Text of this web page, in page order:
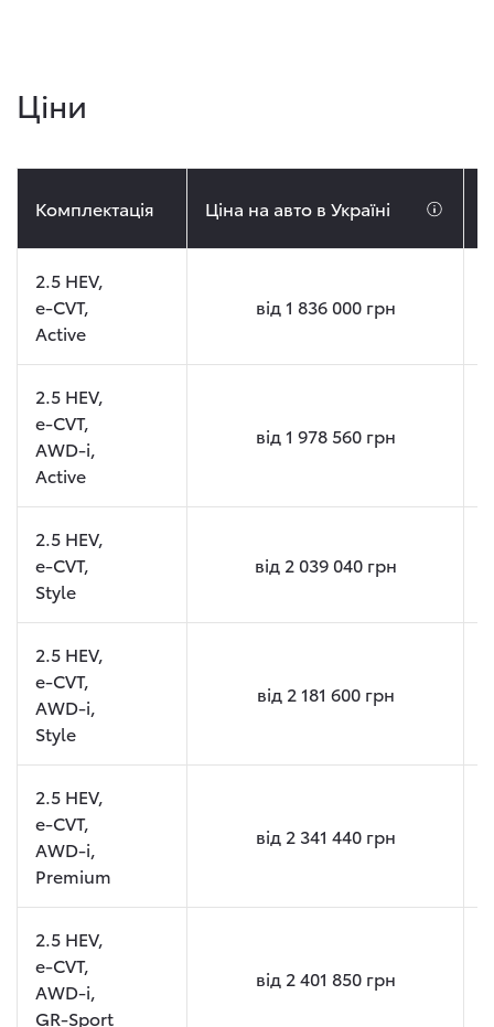
Ціни
Комплектація Ціна на авто в Україні
2.5 HEV,
e-CVT,
Active
від 1 836 000грн
2.5 HEV,
e-CVT,
AWD-i,
Active
від 1 978 560грн
2.5 HEV,
e-CVT,
Style
від 2 039 040грн
2.5 HEV,
e-CVT,
AWD-i,
Style
від 2 181 600грн
2.5 HEV,
e-CVT,
AWD-i,
Premium
від 2 341 440грн
2.5 HEV,
e-CVT,
AWD-i,
GR-Sport
від 2 401 850грн